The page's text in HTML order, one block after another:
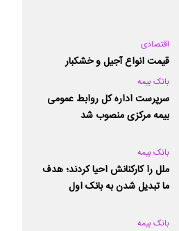
اقتصادی
قیمت انواع آجیل و خشکبار
بانک بیمه
سرپرست اداره کل روابط عمومی
بیمه مرکزی منصوب شد
بانک بیمه
ملل را کارکنانش احیا کردند؛ هدف
ما تبدیل شدن به بانک اول
بانک بیمه